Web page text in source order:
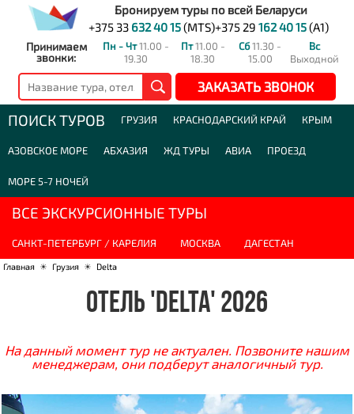
Бронируем туры по всей Беларуси
+375 33 632 40 15(MTS)+375 29 162 40 15(A1)
Принимаем
звонки:
Пн - Чт11.00 -
19.30
Пт11.00 -
18.30
Сб11.30 -
15.00
Вс
Выходной
ЗАКАЗАТЬ ЗВОНОК
ПОИСК ТУРОВ ГРУЗИЯ КРАСНОДАРСКИЙ КРАЙ КРЫМ
АЗОВСКОЕ МОРЕ АБХАЗИЯ ЖД ТУРЫ АВИА ПРОЕЗД
МОРЕ 5-7 НОЧЕЙ
ВСЕ ЭКСКУРСИОННЫЕ ТУРЫ
САНКТ-ПЕТЕРБУРГ / КАРЕЛИЯ МОСКВА ДАГЕСТАН
Главная ☀ Грузия ☀ Delta
ОТЕЛЬ 'DELTA' 2026
На данный момент тур не актуален. Позвоните нашим
менеджерам, они подберут аналогичный тур.